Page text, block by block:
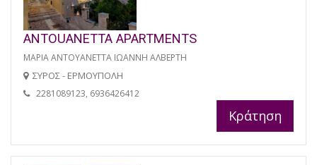
ANTOUANETTA APARTMENTS
ΜΑΡΙΑ ΑΝΤΟΥΑΝΕΤΤΑ ΙΩΑΝΝΗ ΑΛΒΕΡΤΗ
ΣΥΡΟΣ - ΕΡΜΟΥΠΟΛΗ
2281089123, 6936426412
Κράτηση